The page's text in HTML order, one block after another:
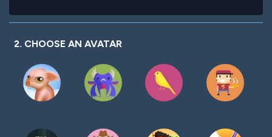
2. CHOOSE AN AVATAR